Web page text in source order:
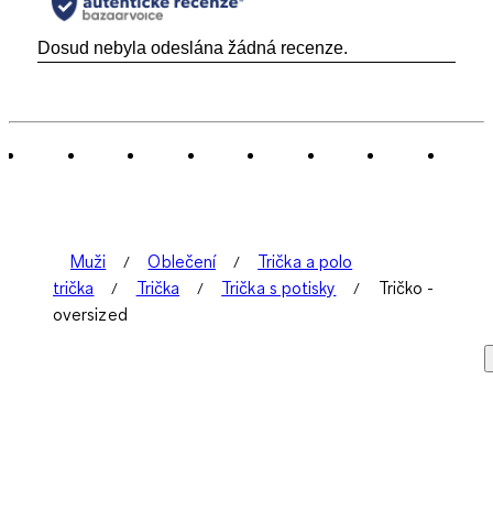
Dosud nebyla odeslána žádná recenze.
Muži Oblečení
Trička a polo
trička
Trička Trička s potisky
Tričko -
oversized